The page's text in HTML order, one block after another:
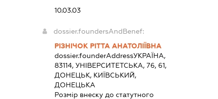
10.03.03
dossier.foundersAndBenef:
РІЗНІЧОК РІТТА АНАТОЛІЇВНА
dossier.founderAddressУКРАЇНА,
83114, УНІВЕРСИТЕТСЬКА, 76, 61,
ДОНЕЦЬК, КИЇВСЬКИЙ,
ДОНЕЦЬКА
Розмір внеску до статутного